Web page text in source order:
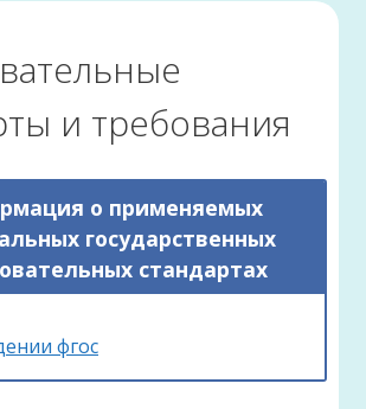
и требования
о применяемых
государственных
стандартах
фгос